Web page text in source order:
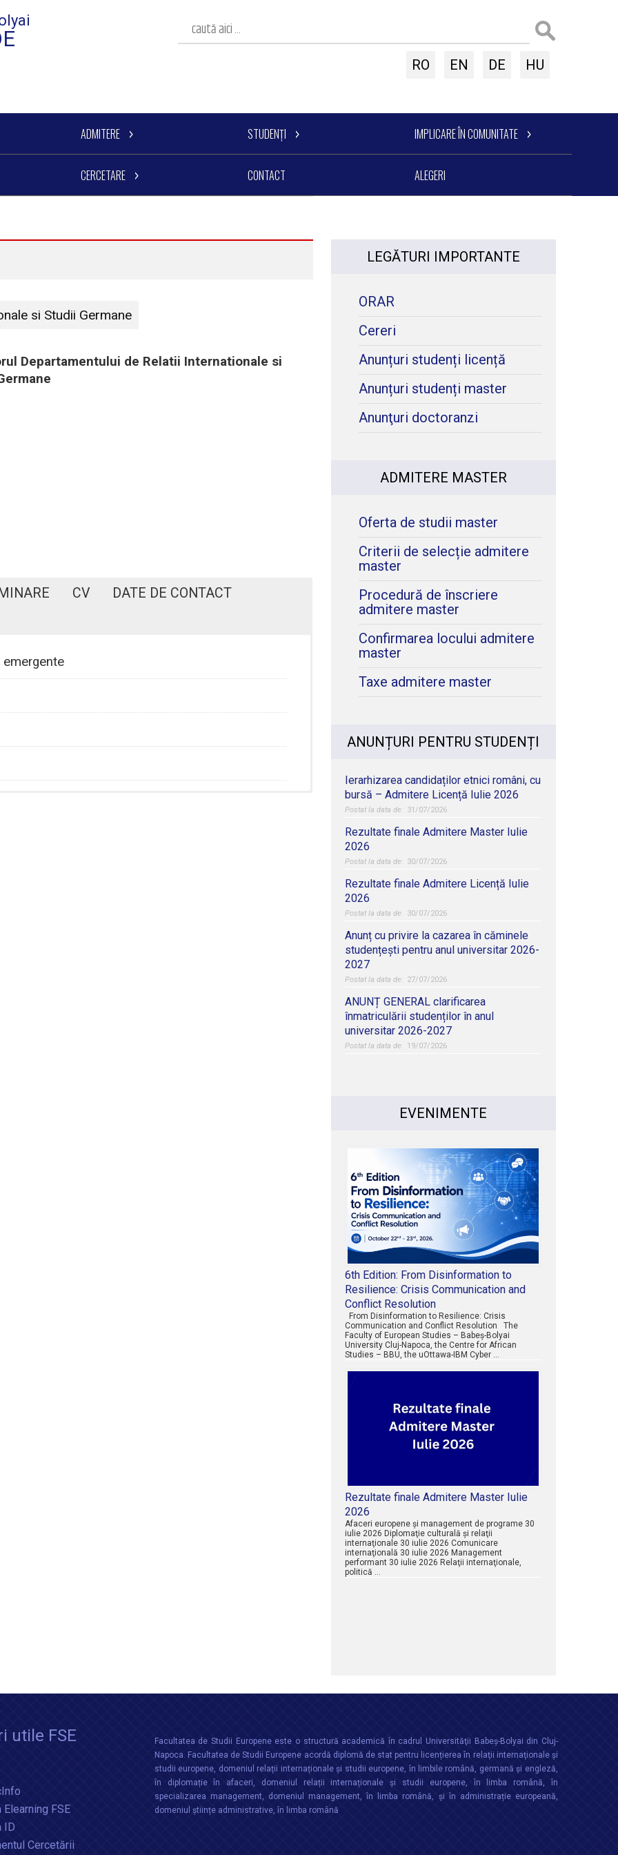
RO EN DE HU
ADMITERE STUDENȚI IMPLICARE ÎN COMUNITATE
CERCETARE CONTACT ALEGERI
si Studii Germane
Departamentului de Relatii Internationale si
CV
DATE DE CONTACT
LEGĂTURI IMPORTANTE
ORAR
Cereri
Anunțuri studenți licență
Anunțuri studenți master
Anunţuri doctoranzi
ADMITERE MASTER
Oferta de studii master
Criterii de selecție admitere
master
Procedură de înscriere
admitere master
Confirmarea locului admitere
master
Taxe admitere master
ANUNȚURI PENTRU STUDENȚI
Ierarhizarea candidaților etnici români, cu
bursă – Admitere Licență Iulie 2026
31/07/2026
Rezultate finale Admitere Master Iulie
2026
30/07/2026
Rezultate finale Admitere Licență Iulie
2026
30/07/2026
Anunț cu privire la cazarea în căminele
studențești pentru anul universitar 2026-
2027
27/07/2026
ANUNȚ GENERAL clarificarea
înmatriculării studenților în anul
universitar 2026-2027
19/07/2026
EVENIMENTE
6th Edition: From Disinformation to
Resilience: Crisis Communication and
Conflict Resolution
From Disinformation to Resilience: Crisis
Communication and Conflict Resolution The
Faculty of European Studies – Babeș-Bolyai
University Cluj-Napoca, the Centre for African
Studies – BBU, the uOttawa-IBM Cyber …
Rezultate finale Admitere Master Iulie
2026
Afaceri europene şi management de programe 30
iulie 2026 Diplomaţie culturală şi relaţii
internaţionale 30 iulie 2026 Comunicare
internaţională 30 iulie 2026 Management
performant 30 iulie 2026 Relaţii internaţionale,
politică …
utile FSE
FSE
ID
Cercetării
Facultatea de Studii Europene este o structură academică în cadrul Universităţii Babeș-Bolyai din Cluj-
Napoca. Facultatea de Studii Europene acordă diplomă de stat pentru licențierea în relaţii internaţionale şi
studii europene, domeniul relații internaționale şi studii europene, în limbile română, germană și engleză,
în diplomație în afaceri, domeniul relații internaționale și studii europene, în limba română, în
specializarea management, domeniul management, în limba română, și în administrație europeană,
domeniul științe administrative, în limba română